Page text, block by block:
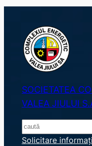
SOCIETATEA
VALEA JIULUI
S
e
Solicitare